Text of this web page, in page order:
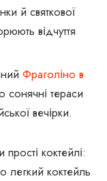
й святкової
відчуття
Фраголіно в
сонячні тераси
вечірки.
коктейлі:
коктейль